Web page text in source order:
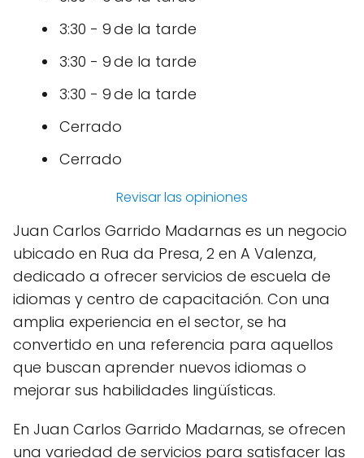
3:30 - 9 de la tarde
3:30 - 9 de la tarde
3:30 - 9 de la tarde
Cerrado
Cerrado
Revisar las opiniones
Juan Carlos Garrido Madarnas es un negocio
ubicado en Rua da Presa, 2 en A Valenza,
dedicado a ofrecer servicios de escuela de
idiomas y centro de capacitación. Con una
amplia experiencia en el sector, se ha
convertido en una referencia para aquellos
que buscan aprender nuevos idiomas o
mejorar sus habilidades lingüísticas.
En Juan Carlos Garrido Madarnas, se ofrecen
una variedad de servicios para satisfacer las